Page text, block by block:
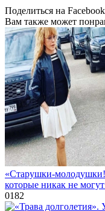
Поделиться на Facebook
Вам также может
«Старушки-
которые никак не
0182